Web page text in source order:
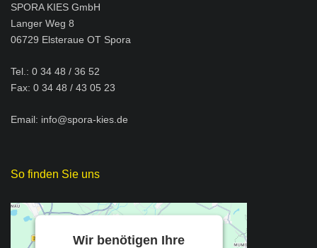
SPORA KIES GmbH
Langer Weg 8
06729 Elsteraue OT Spora
Tel.: 0 34 48 / 36 52
Fax: 0 34 48 / 43 05 23
Email: info@spora-kies.de
So finden Sie uns
Wir benötigen Ihre